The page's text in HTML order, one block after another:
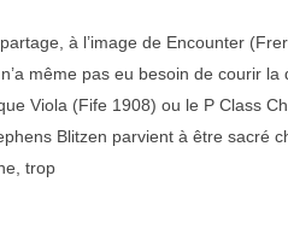
à l’image de Encounter
même pas eu besoin de courir
Viola (Fife 1908) ou le P Class
Blitzen parvient à être sacré
trop